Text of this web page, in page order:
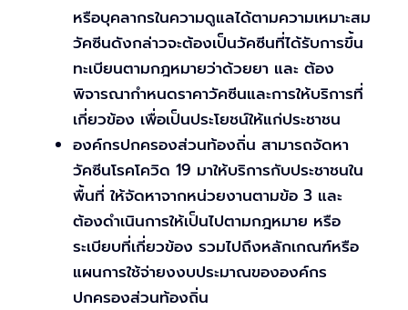
หรือบุคลากรในความดูแลได้ตามความเหมาะสม
วัคซีนดังกล่าวจะต้องเป็นวัคซีนที่ได้รับการขึ้น
ทะเบียนตามกฎหมายว่าด้วยยา และ ต้อง
พิจารณากำหนดราคาวัคซีนและการให้บริการที่
เกี่ยวข้อง เพื่อเป็นประโยชน์ให้แก่ประชาชน
องค์กรปกครองส่วนท้องถิ่น สามารถจัดหา
วัคซีนโรคโควิด 19 มาให้บริการกับประชาชนใน
พื้นที่ ให้จัดหาจากหน่วยงานตามข้อ 3 และ
ต้องดำเนินการให้เป็นไปตามกฎหมาย หรือ
ระเบียบที่เกี่ยวข้อง รวมไปถึงหลักเกณฑ์หรือ
แผนการใช้จ่ายงงบประมาณขององค์กร
ปกครองส่วนท้องถิ่น